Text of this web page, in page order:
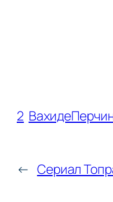
2
← Сериал